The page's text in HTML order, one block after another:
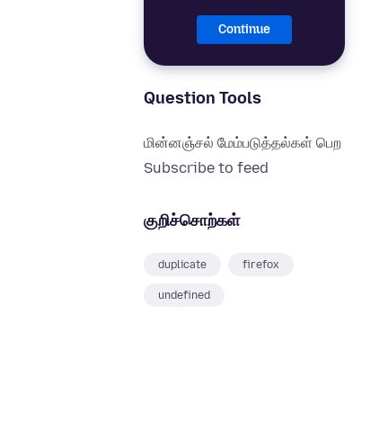
Continue
Question Tools
மின்னஞ்சல் மேம்படுத்தல்கள் பெற
Subscribe to feed
குறிச்சொற்கள்
duplicate firefox
undefined